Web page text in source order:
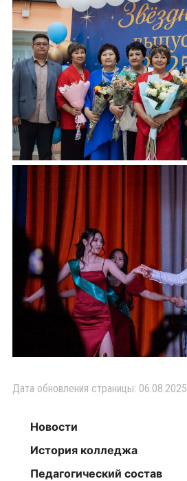
Дата обновления страницы: 06.08.2025
Новости
История колледжа
Педагогический состав